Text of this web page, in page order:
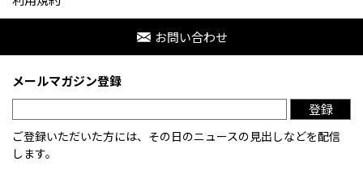
お問い合わせ
メールマガジン登録
登録
ご登録いただいた方には、その日のニュースの見出しなどを配信
します。